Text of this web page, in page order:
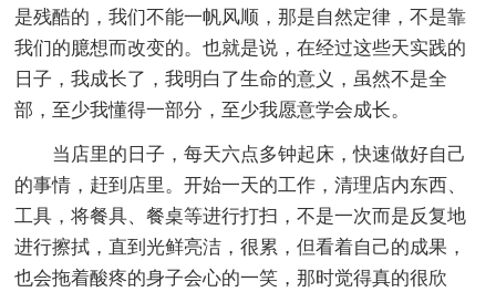
是残酷的，我们不能一帆风顺，那是自然定律，不是靠
我们的臆想而改变的。也就是说，在经过这些天实践的
日子，我成长了，我明白了生命的意义，虽然不是全
部，至少我懂得一部分，至少我愿意学会成长。
当店里的日子，每天六点多钟起床，快速做好自己
的事情，赶到店里。开始一天的工作，清理店内东西、
工具，将餐具、餐桌等进行打扫，不是一次而是反复地
进行擦拭，直到光鲜亮洁，很累，但看着自己的成果，
也会拖着酸疼的身子会心的一笑，那时觉得真的很欣